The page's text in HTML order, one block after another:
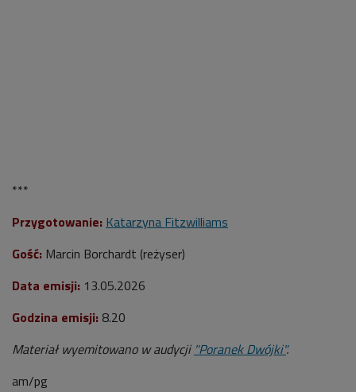
***
Przygotowanie: Katarzyna Fitzwilliams
Gość: Marcin Borchardt (reżyser)
Data emisji: 13.05.2026
Godzina emisji: 8.20
Materiał wyemitowano w audycji "Poranek Dwójki".
am/pg